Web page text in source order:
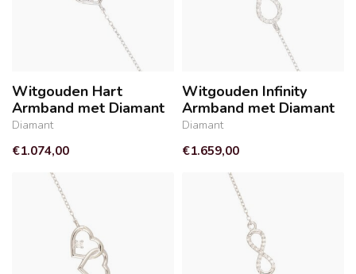
Witgouden Hart
Armband met Diamant
Diamant
€1.074,00
Witgouden Infinity
Armband met Diamant
Diamant
€1.659,00